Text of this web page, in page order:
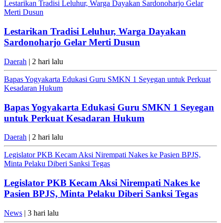
Lestarikan Tradisi Leluhur, Warga Dayakan Sardonoharjo Gelar
Merti Dusun
Lestarikan Tradisi Leluhur, Warga Dayakan
Sardonoharjo Gelar Merti Dusun
Daerah | 2 hari lalu
Bapas Yogyakarta Edukasi Guru SMKN 1 Seyegan untuk Perkuat
Kesadaran Hukum
Bapas Yogyakarta Edukasi Guru SMKN 1 Seyegan
untuk Perkuat Kesadaran Hukum
Daerah | 2 hari lalu
Legislator PKB Kecam Aksi Nirempati Nakes ke Pasien BPJS,
Minta Pelaku Diberi Sanksi Tegas
Legislator PKB Kecam Aksi Nirempati Nakes ke
Pasien BPJS, Minta Pelaku Diberi Sanksi Tegas
News | 3 hari lalu